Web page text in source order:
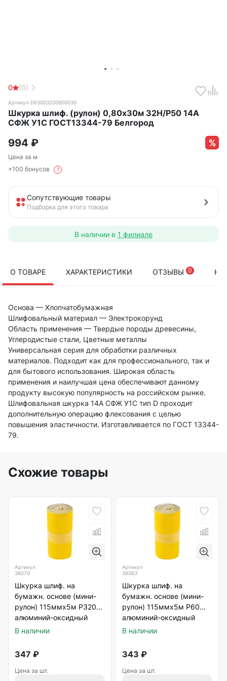
0 (0)
Артикул D63003200800030
Шкурка шлиф. (рулон) 0,80х30м 32Н/Р50 14А
СФЖ У1С ГОСТ13344-79 Белгород
994 ₽
Цена за м
+100 бонусов
?
Сопутствующие товары
Подборка для этого товара
В наличии в 1 филиале
О ТОВАРЕ ХАРАКТЕРИСТИКИ ОТЗЫВЫ 0
Основа — Хлопчатобумажная
Шлифовальный материал — Электрокорунд
Область применения — Твердые породы древесины,
Углеродистые стали, Цветные металлы
Универсальная серия для обработки различных
материалов. Подходит как для профессионального, так и
для бытового использования. Широкая область
применения и наилучшая цена обеспечивают данному
продукту высокую популярность на российском рынке.
Шлифовальная шкурка 14А СФЖ У1С тип D проходит
дополнительную операцию флексования с целью
повышения эластичности. Изготавливается по ГОСТ 13344-
79.
Схожие товары
Артикул
38070
Шкурка шлиф. на
бумажн. основе (мини-
рулон) 115ммх5м Р320
алюминий-оксидный
абразивный слой
В наличии
347 ₽
Цена за шт.
Артикул
38063
Шкурка шлиф. на
бумажн. основе (мини-
рулон) 115ммх5м Р60
алюминий-оксидный
абразивный слой
В наличии
343 ₽
Цена за шт.